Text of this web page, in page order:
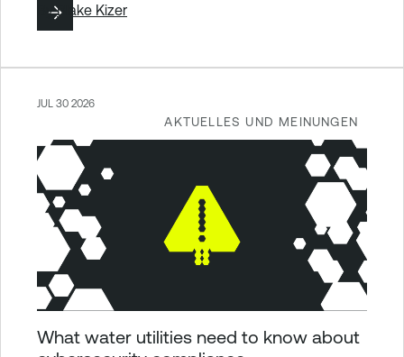
ByBlake Kizer
AKTUELLES UND MEINUNGEN
JUL 30 2026
What water utilities need to know about